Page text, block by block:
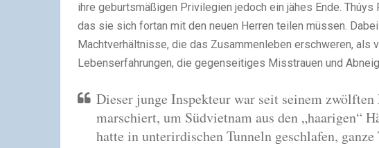
ihre geburtsmäßigen Privilegien jedoch ein jähes Ende.
das sie sich fortan mit den neuen Herren teilen müssen.
Machtverhältnisse, die das Zusammenleben erschweren,
Lebenserfahrungen, die gegenseitiges Misstrauen und
Dieser junge Inspekteur war seit seinem
marschiert, um Südvietnam aus den „haarigen“
hatte in unterirdischen Tunneln geschlafen,